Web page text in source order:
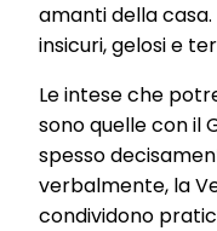
amanti della
insicuri, gelosi e
Le intese che
sono quelle con il
spesso
verbalmente, la
condividono
If you click on “Adjust”
processing of your data /
All”, you agree to the use
your personal data for
“Reject”, only cookies
with this website will be